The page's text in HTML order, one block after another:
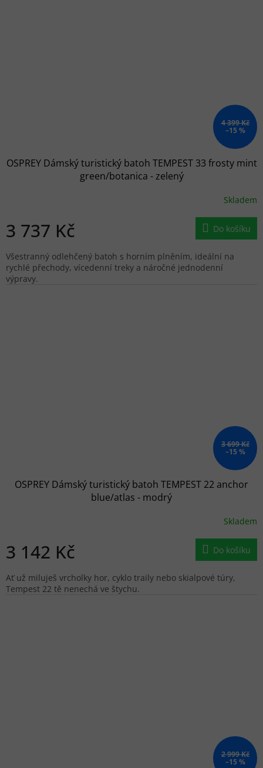
4 399 Kč
–15 %
OSPREY Dámský turistický batoh TEMPEST 33 frosty mint
green/botanica - zelený
Skladem
3 737 Kč Do košíku
Všestranný odlehčený batoh s horním plněním, ideální na
rychlé přechody, vícedenní treky a náročné jednodenní
výpravy.
3 699 Kč
–15 %
OSPREY Dámský turistický batoh TEMPEST 22 anchor
blue/atlas - modrý
Skladem
3 142 Kč Do košíku
Ať už miluješ vrcholky hor, cyklo traily nebo skialpové túry,
Tempest 22 tě nenechá ve štychu.
2 999 Kč
–15 %